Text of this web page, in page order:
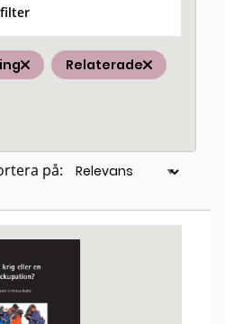
Relaterade
på: